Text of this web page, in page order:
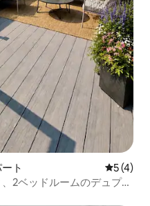
ト レビュー
5 (4)
2ベッドルームのデュプレ